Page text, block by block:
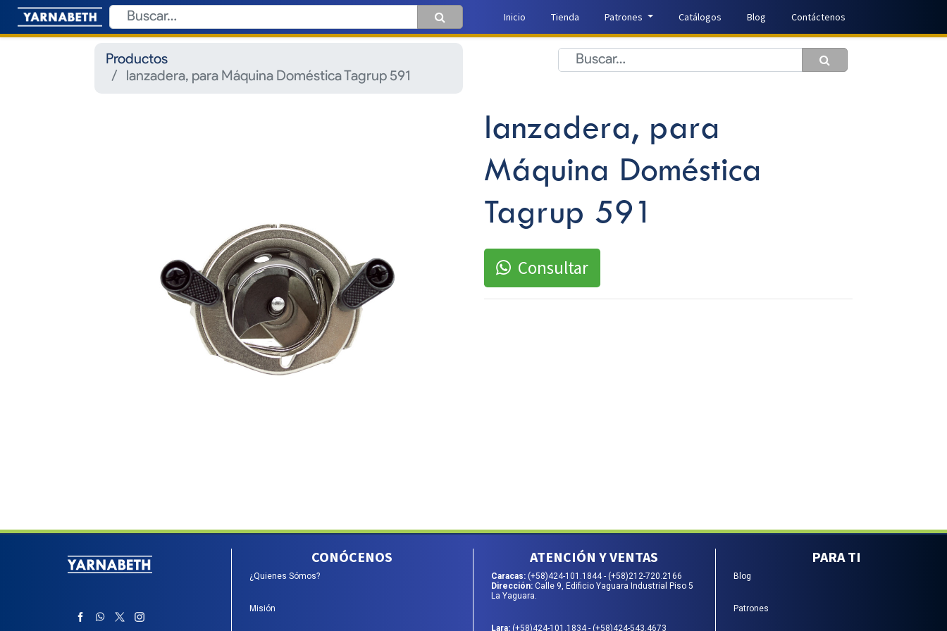
Inicio Tienda Patrones Catálogos Blog Contáctenos
Productos
lanzadera, para Máquina Doméstica Tagrup 591
lanzadera, para
Máquina Doméstica
Tagrup 591
Consultar
CONÓCENOS
¿Quienes Sómos?
Misión
ATENCIÓN Y VENTAS
Caracas: (+58)424-101.1844- (+58)212-720.2166
Dirección: Calle 9, Edificio Yaguara Industrial Piso 5
La Yaguara.
Lara: (+58)424-101.1834- (+58)424-543.4673
PARA TI
Blog
Patrones